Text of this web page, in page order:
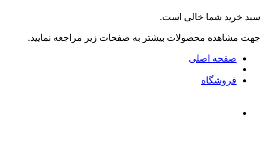
سبد خرید شما خالی است.
جهت مشاهده محصولات بیشتر به صفحات زیر مراجعه نمایید.
صفحه اصلی
فروشگاه